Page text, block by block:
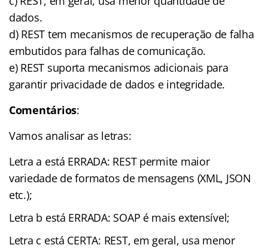
dados.
d) REST tem mecanismos de recuperação de falha
embutidos para falhas de comunicação.
e) REST suporta mecanismos adicionais para
garantir privacidade de dados e integridade.
Comentários:
Vamos analisar as letras:
Letra a está ERRADA: REST permite maior
variedade de formatos de mensagens (XML, JSON
etc.);
Letra b está ERRADA: SOAP é mais extensível;
Letra c está CERTA: REST, em geral, usa menor